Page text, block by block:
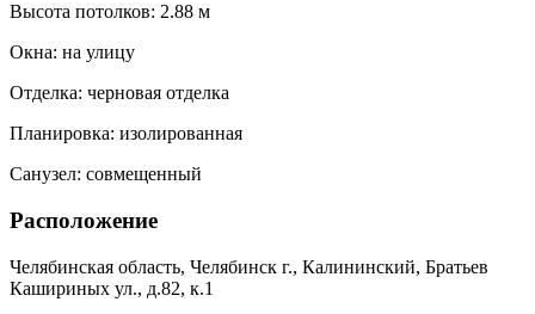
Высота потолков: 2.88 м
Окна: на улицу
Отделка: черновая отделка
Планировка: изолированная
Санузел: совмещенный
Расположение
Челябинская область, Челябинск г., Калининский, Братьев
Кашириных ул., д.82, к.1